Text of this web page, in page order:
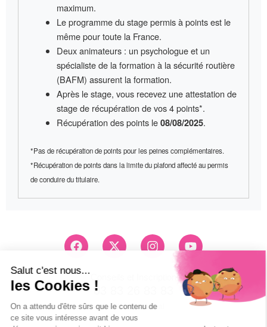
maximum.
Le programme du stage permis à pointsest le
même pour toute la France.
Deux animateurs: un psychologue et un
spécialiste de la formation à la sécurité routière
(BAFM) assurent la formation.
Après le stage, vous recevez uneattestation de
stagede récupération de vos 4 points*.
Récupération des points le 08/08/2025.
*Pas de récupération de points pour les peines complémentaires.
*Récupération de points dans la limite du plafond affecté au permis
de conduire du titulaire.
F
a
e
b
o
k
X
-
t
e
I
n
r
Y
o
t
u
b
03 83 26 83 83
Pri d'un appel local